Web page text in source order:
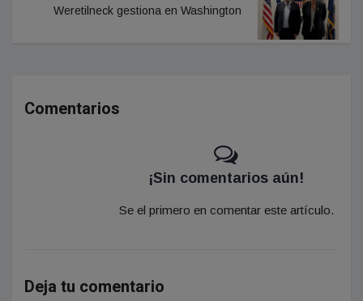
Weretilneck gestiona en Washington
Comentarios
¡Sin comentarios aún!
Se el primero en comentar este artículo.
Deja tu comentario